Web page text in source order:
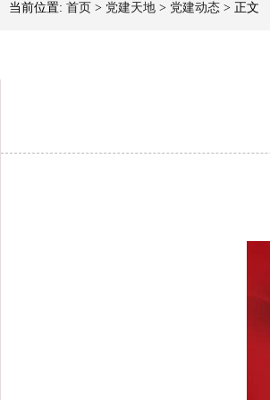
当前位置: 首页 > 党建天地 > 党建动态 > 正文